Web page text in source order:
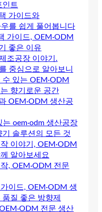
인트
가이드와
를 쉽게 풀어봅니다
가이드, OEM·ODM
좋은 이유
조공장 이야기.
중심으로 알아보니
있는 OEM·ODM
향기로운 공간
OEM·ODM 생산공
oem·odm 생산공장
솔루션의 모든 것
이야기, OEM·ODM
알아보세요
, OEM·ODM 전문
이드, OEM·ODM 생
질 좋은 방향제
전문 생산